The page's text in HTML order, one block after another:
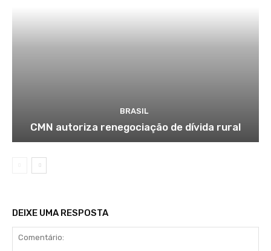
BRASIL
CMN autoriza renegociação de dívida rural
DEIXE UMA RESPOSTA